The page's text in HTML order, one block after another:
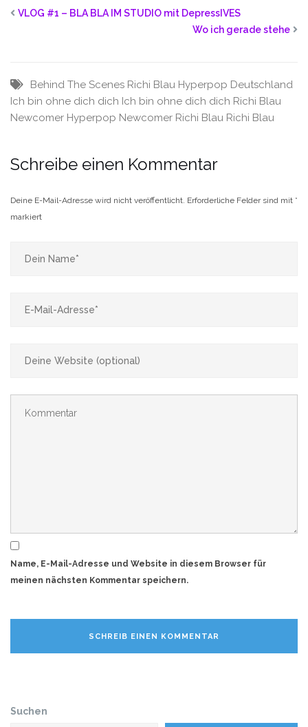
VLOG #1 – BLA BLA IM STUDIO mit DepressIVES
Wo ich gerade stehe
Behind The Scenes Richi Blau Hyperpop Deutschland
Ich bin ohne dich dich Ich bin ohne dich dich Richi Blau
Newcomer Hyperpop Newcomer Richi Blau Richi Blau
Schreibe einen Kommentar
Deine E-Mail-Adresse wird nicht veröffentlicht. Erforderliche Felder sind mit *
markiert
Name, E-Mail-Adresse und Website in diesem Browser für
meinen nächsten Kommentar speichern.
Suchen